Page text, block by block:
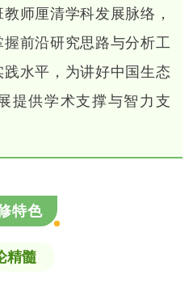
师厘清学科发展脉络，
前沿研究思路与分析工
水平，为讲好中国生态
提供学术支撑与智力支
特色
精髓